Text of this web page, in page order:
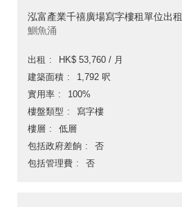
泓富產業千禧廣場寫字樓租單位出租
鰂魚涌
出租
HK$ 53,760 / 月
建築面積
1,792 呎
實用率
100%
樓盤類型
寫字樓
樓層
低層
包括政府差餉
否
包括管理費
否